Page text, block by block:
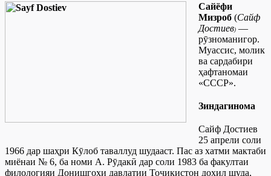
Сайёфи
Мизроб (Сайф
Достиев) —
рӯзноманигор.
Муассис, молик
ва сардабири
ҳафтаномаи
«СССР».
Зиндагинома
Сайф Достиев
25 апрели соли
1966 дар шаҳри Кӯлоб таваллуд шудааст. Пас аз хатми мактаби
миёнаи № 6, ба номи А. Рӯдакӣ дар соли 1983 ба факултаи
филологияи Донишгоҳи давлатии Тоҷикистон дохил шуда,